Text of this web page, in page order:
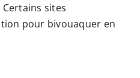
Certains sites
pour bivouaquer en